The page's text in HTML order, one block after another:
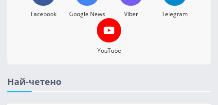
Facebook Google News Viber Telegram
YouTube
Най-четено